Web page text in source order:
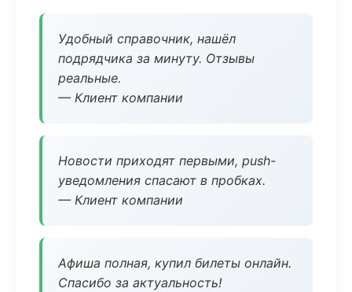
Удобный справочник, нашёл
подрядчика за минуту. Отзывы
реальные.
— Клиент компании
Новости приходят первыми, push-
уведомления спасают в пробках.
— Клиент компании
Афиша полная, купил билеты онлайн.
Спасибо за актуальность!